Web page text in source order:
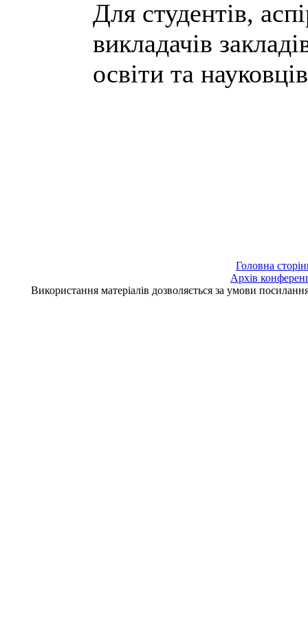
Для студентів,
викладачів
освіти та
Головна
Архів
Використання матеріалів дозволяється за умови